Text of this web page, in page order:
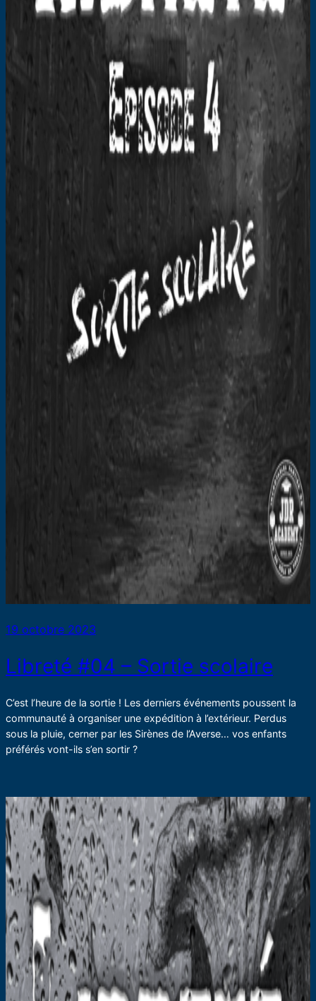
19 octobre 2023
Libreté #04 – Sortie scolaire
C’est l’heure de la sortie ! Les derniers événements poussent la
communauté à organiser une expédition à l’extérieur. Perdus
sous la pluie, cerner par les Sirènes de l’Averse… vos enfants
préférés vont-ils s’en sortir ?